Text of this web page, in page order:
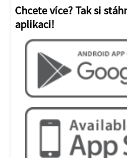
Chcete více? Tak si
aplikaci!